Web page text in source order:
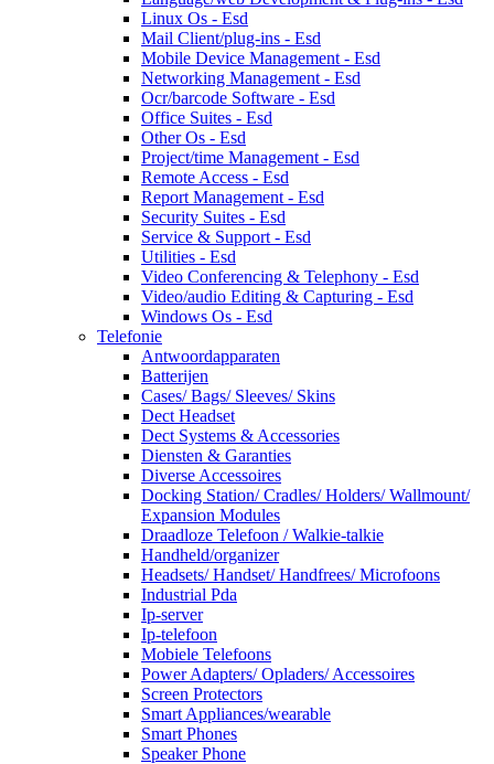
Linux Os - Esd
Mail Client/plug-ins - Esd
Mobile Device Management - Esd
Networking Management - Esd
Ocr/barcode Software - Esd
Office Suites - Esd
Other Os - Esd
Project/time Management - Esd
Remote Access - Esd
Report Management - Esd
Security Suites - Esd
Service & Support - Esd
Utilities - Esd
Video Conferencing & Telephony - Esd
Video/audio Editing & Capturing - Esd
Windows Os - Esd
Telefonie
Antwoordapparaten
Batterijen
Cases/ Bags/ Sleeves/ Skins
Dect Headset
Dect Systems & Accessories
Diensten & Garanties
Diverse Accessoires
Docking Station/ Cradles/ Holders/ Wallmount/
Expansion Modules
Draadloze Telefoon / Walkie-talkie
Handheld/organizer
Headsets/ Handset/ Handfrees/ Microfoons
Industrial Pda
Ip-server
Ip-telefoon
Mobiele Telefoons
Power Adapters/ Opladers/ Accessoires
Screen Protectors
Smart Appliances/wearable
Smart Phones
Speaker Phone